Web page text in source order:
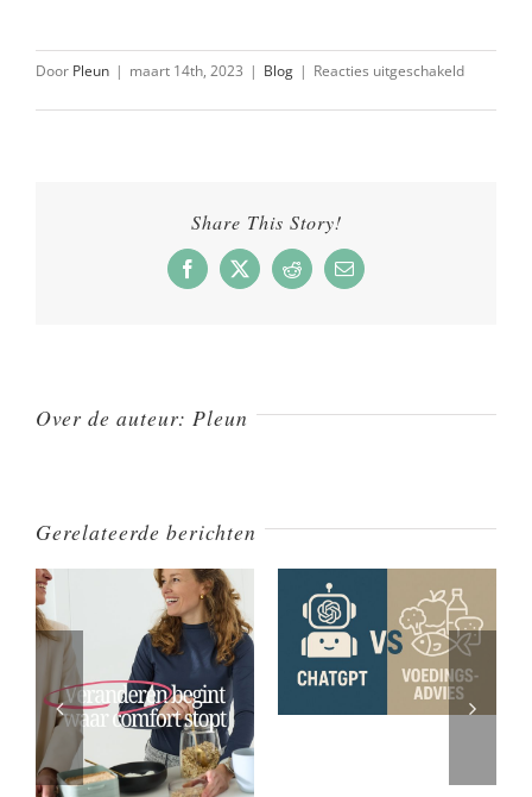
Door Pleun | maart 14th, 2023 | Blog | Reacties uitgeschakeldvoor
Share This Story!
Facebook
X RedditE-
mail
Over de auteur: Pleun
Gerelateerde berichten